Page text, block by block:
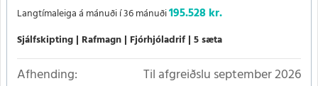
Langtímaleiga á mánuði í 36 mánuði195.528 kr.
Sjálfskipting Rafmagn Fjórhjóladrif 5 sæta
Afhending:
Til afgreiðslu september 2026